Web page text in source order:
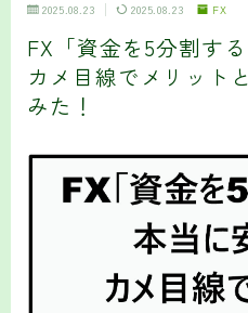
2025.08.23 2025.08.23 FX
FX「資金を5分割す
カメ目線でメリット
みた！